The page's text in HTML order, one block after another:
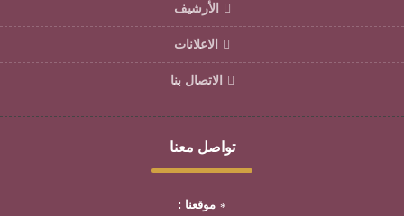
الأرشيف
الاعلانات
الاتصال بنا
تواصل معنا
موقعنا :